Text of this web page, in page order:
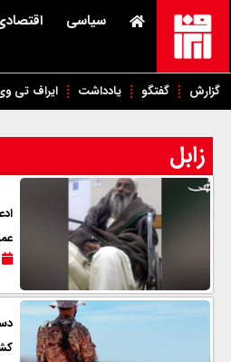
سیاسی
گزارش گفتگو یادداشت ایراف تی
زابل